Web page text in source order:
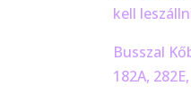
kell
Busszal
182A,